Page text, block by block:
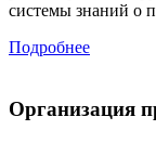
системы знаний о
Подробнее
Организация